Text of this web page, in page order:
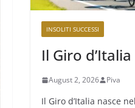
INSOLITI SUCCESSI
Il Giro d’Italia
August 2, 2026 Piva
Il Giro d’Italia nasce